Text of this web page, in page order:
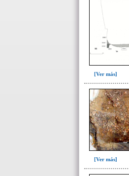
[Ver más]
[Ver más]